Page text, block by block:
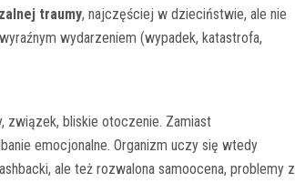
traumy, najczęściej w dzieciństwie, ale nie
wydarzeniem (wypadek, katastrofa,
związek, bliskie otoczenie. Zamiast
emocjonalne. Organizm uczy się wtedy
ale też rozwalona samoocena, problemy z